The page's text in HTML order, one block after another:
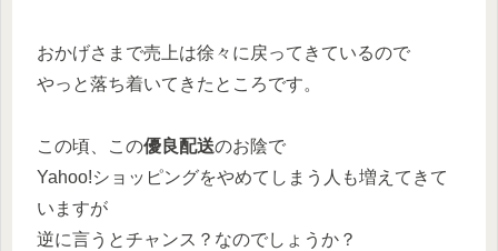
おかげさまで売上は徐々に戻ってきているので
やっと落ち着いてきたところです。
この頃、この優良配送のお陰で
Yahoo!ショッピングをやめてしまう人も増えてきて
いますが
逆に言うとチャンス？なのでしょうか？